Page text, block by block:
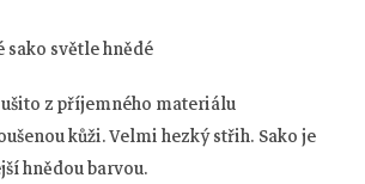
sako světle hnědé
ušito z příjemného materiálu
kůži. Velmi hezký střih. Sako je
hnědou barvou.